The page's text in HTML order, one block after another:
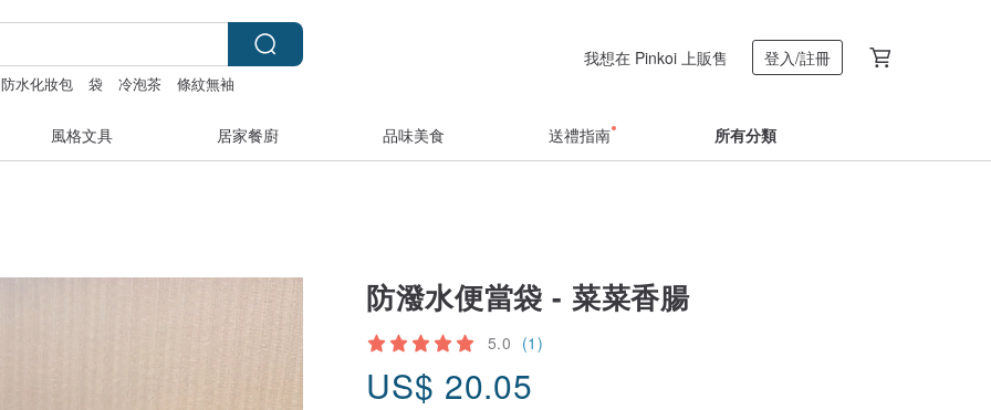
防水化妝包 袋 冷泡茶 條紋無袖
我想在 Pinkoi 上販售 登入/註冊
風格文具 居家餐廚 品味美食 送禮指南 所有分類
防潑水便當袋 - 菜菜香腸
5.0 (1)
US$ 20.05